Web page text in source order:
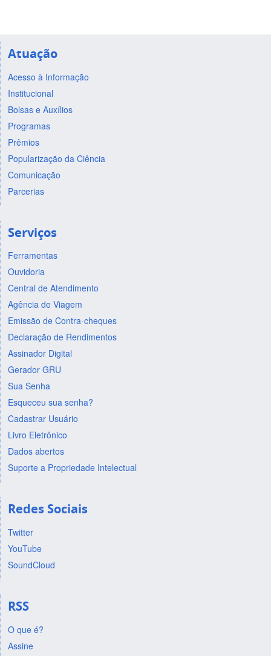
Atuação
Acesso à Informação
Institucional
Bolsas e Auxílios
Programas
Prêmios
Popularização da Ciência
Comunicação
Parcerias
Serviços
Ferramentas
Ouvidoria
Central de Atendimento
Agência de Viagem
Emissão de Contra-cheques
Declaração de Rendimentos
Assinador Digital
Gerador GRU
Sua Senha
Esqueceu sua senha?
Cadastrar Usuário
Livro Eletrônico
Dados abertos
Suporte a Propriedade Intelectual
Redes Sociais
Twitter
YouTube
SoundCloud
RSS
O que é?
Assine